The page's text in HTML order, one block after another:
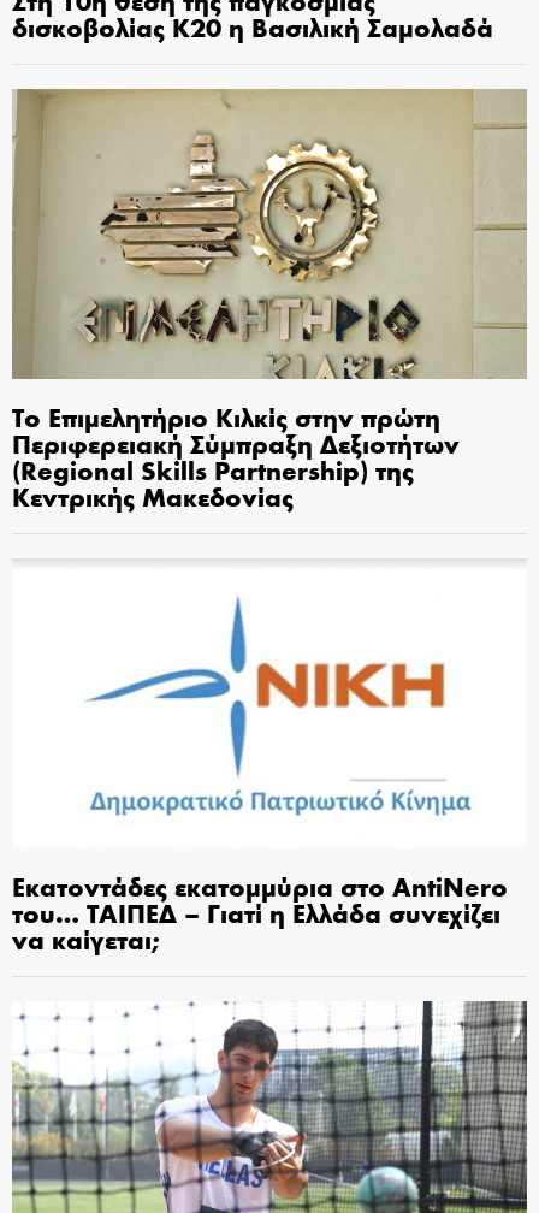
δισκοβολίας Κ20 η Βασιλική Σαμολαδά
Το Επιμελητήριο Κιλκίς στην πρώτη
Περιφερειακή Σύμπραξη Δεξιοτήτων
(Regional Skills Partnership) της
Κεντρικής Μακεδονίας
Εκατοντάδες εκατομμύρια στο AntiNero
του… ΤΑΙΠΕΔ – Γιατί η Ελλάδα συνεχίζει
να καίγεται;